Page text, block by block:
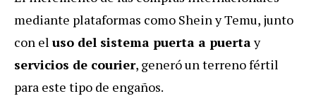
mediante plataformas como Shein y Temu, junto
con el uso del sistema puerta a puertay
servicios de courier, generó un terreno fértil
para este tipo de engaños.